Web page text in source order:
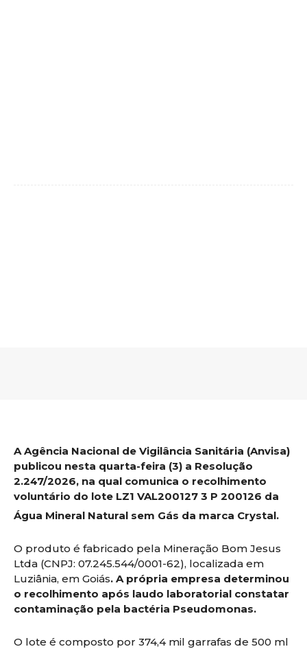
A Agência Nacional de Vigilância Sanitária (Anvisa)
publicou nesta quarta-feira (3) a Resolução
2.247/2026, na qual comunica o recolhimento
voluntário do lote LZ1 VAL200127 3 P 200126 da
Água Mineral Natural sem Gás da marca Crystal.
O produto é fabricado pela Mineração Bom Jesus
Ltda (CNPJ: 07.245.544/0001-62), localizada em
Luziânia, em Goiás. A própria empresa determinou
o recolhimento após laudo laboratorial constatar
contaminação pela bactéria Pseudomonas.
O lote é composto por 374,4 mil garrafas de 500 ml